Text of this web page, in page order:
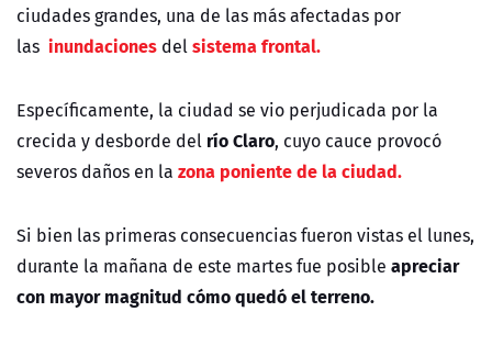
ciudades grandes, una de las más afectadas por
las inundaciones delsistema frontal.
Específicamente, la ciudad se vio perjudicada por la
crecida y desborde del río Claro, cuyo cauce provocó
severos daños en la zona poniente de la ciudad.
Si bien las primeras consecuencias fueron vistas el lunes,
durante la mañana de este martes fue posible apreciar
con mayor magnitud cómo quedó el terreno.